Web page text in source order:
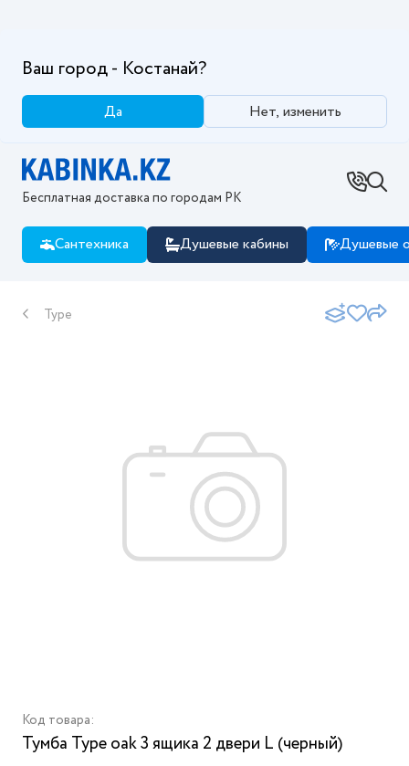
Ваш город - Костанай?
Да Нет, изменить
Бесплатная доставка по городам РК
Сантехника Душевые кабины Душевые
Type
Код товара:
Тумба Type oak 3 ящика 2 двери L (черный)